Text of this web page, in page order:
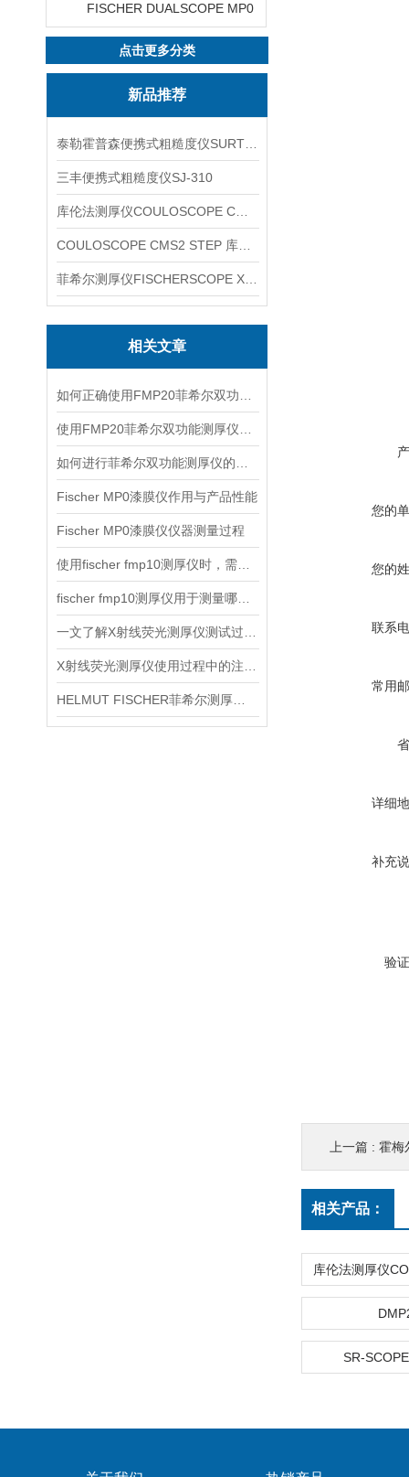
FISCHER DUALSCOPE MP0
点击更多分类
新品推荐
三丰便携式粗糙度仪SJ-310
相关文章
Fischer MP0漆膜仪作用与产品性能
Fischer MP0漆膜仪仪器测量过程
您的
您的
联系
常用
详细
补充
验
上一篇 : 霍梅
相关产品：
SR-